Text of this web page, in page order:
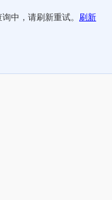
中，请刷新重试。 刷新